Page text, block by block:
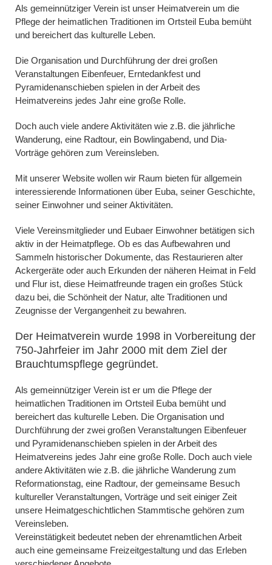
Als gemeinnütziger Verein ist unser Heimatverein um die
Pflege der heimatlichen Traditionen im Ortsteil Euba bemüht
und bereichert das kulturelle Leben.
Die Organisation und Durchführung der drei großen
Veranstaltungen Eibenfeuer, Erntedankfest und
Pyramidenanschieben spielen in der Arbeit des
Heimatvereins jedes Jahr eine große Rolle.
Doch auch viele andere Aktivitäten wie z.B. die jährliche
Wanderung, eine Radtour, ein Bowlingabend, und Dia-
Vorträge gehören zum Vereinsleben.
Mit unserer Website wollen wir Raum bieten für allgemein
interessierende Informationen über Euba, seiner Geschichte,
seiner Einwohner und seiner Aktivitäten.
Viele Vereinsmitglieder und Eubaer Einwohner betätigen sich
aktiv in der Heimatpflege. Ob es das Aufbewahren und
Sammeln historischer Dokumente, das Restaurieren alter
Ackergeräte oder auch Erkunden der näheren Heimat in Feld
und Flur ist, diese Heimatfreunde tragen ein großes Stück
dazu bei, die Schönheit der Natur, alte Traditionen und
Zeugnisse der Vergangenheit zu bewahren.
Der Heimatverein wurde 1998 in Vorbereitung der
750-Jahrfeier im Jahr 2000 mit dem Ziel der
Brauchtumspflege gegründet.
Als gemeinnütziger Verein ist er um die Pflege der
heimatlichen Traditionen im Ortsteil Euba bemüht und
bereichert das kulturelle Leben. Die Organisation und
Durchführung der zwei großen Veranstaltungen Eibenfeuer
und Pyramidenanschieben spielen in der Arbeit des
Heimatvereins jedes Jahr eine große Rolle. Doch auch viele
andere Aktivitäten wie z.B. die jährliche Wanderung zum
Reformationstag, eine Radtour, der gemeinsame Besuch
kultureller Veranstaltungen, Vorträge und seit einiger Zeit
unsere Heimatgeschichtlichen Stammtische gehören zum
Vereinsleben.
Vereinstätigkeit bedeutet neben der ehrenamtlichen Arbeit
auch eine gemeinsame Freizeitgestaltung und das Erleben